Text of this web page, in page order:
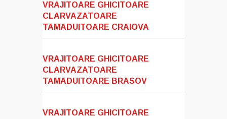
VRAJITOARE GHICITOARE
CLARVAZATOARE
TAMADUITOARE CRAIOVA
VRAJITOARE GHICITOARE
CLARVAZATOARE
TAMADUITOARE BRASOV
VRAJITOARE GHICITOARE